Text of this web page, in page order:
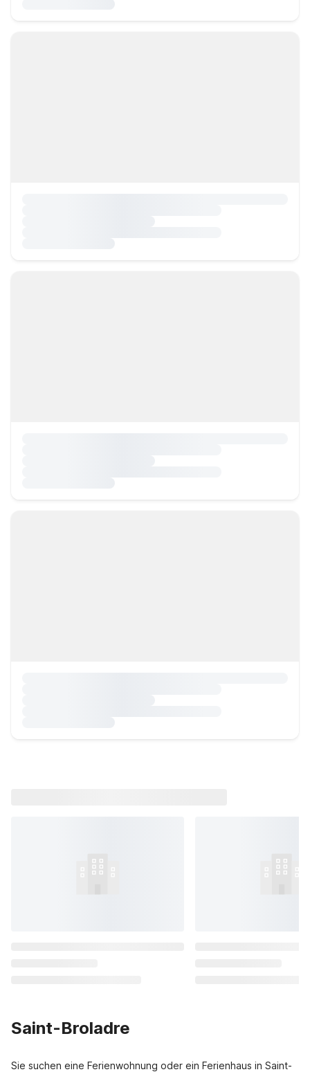
Saint-Broladre
Sie suchen eine Ferienwohnung oder ein Ferienhaus in Saint-